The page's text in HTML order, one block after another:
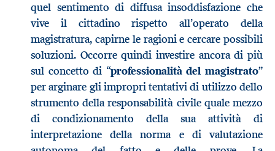
quel sentimento di diffusa insoddisfazione che
vive il cittadino rispetto all’operato della
magistratura, capirne le ragioni e cercare possibili
soluzioni. Occorre quindi investire ancora di più
sul concetto di “professionalità del magistrato”
per arginare gli impropri tentativi di utilizzo dello
strumento della responsabilità civile quale mezzo
di condizionamento della sua attività di
interpretazione della norma e di valutazione